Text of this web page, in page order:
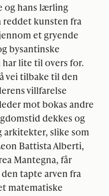
og hans lærling
reddet kunsten fra
et gryende
bysantinske
lite til overs for.
vei tilbake til den
villfarelse
mot bokas andre
dekkes og
arkitekter, slike som
Battista Alberti,
Mantegna, får
tapte arven fra
matematiske